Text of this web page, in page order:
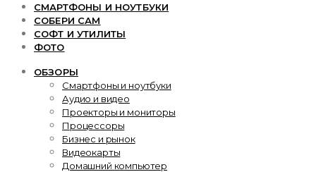
СМАРТФОНЫ И НОУТБУКИ
СОБЕРИ САМ
СОФТ И УТИЛИТЫ
ФОТО
ОБЗОРЫ
Смартфоны и ноутбуки
Аудио и видео
Проекторы и мониторы
Процессоры
Бизнес и рынок
Видеокарты
Домашний компьютер